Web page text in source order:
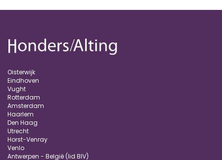
Oisterwijk
Eindhoven
Vught
Rotterdam
Amsterdam
Haarlem
Den Haag
Utrecht
Horst-Venray
Venlo
Antwerpen - België (lid BIV)